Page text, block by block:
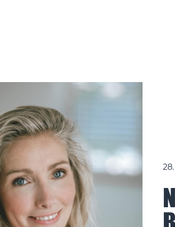
navigation